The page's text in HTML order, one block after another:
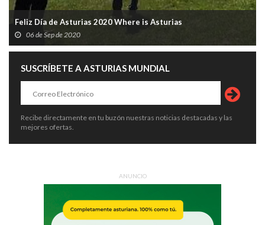
Feliz Día de Asturias 2020 Where is Asturias
06 de Sep de 2020
SUSCRÍBETE A ASTURIAS MUNDIAL
Recibe directamente en tu buzón nuestras noticias destacadas y las
mejores ofertas.
ANUNCIO